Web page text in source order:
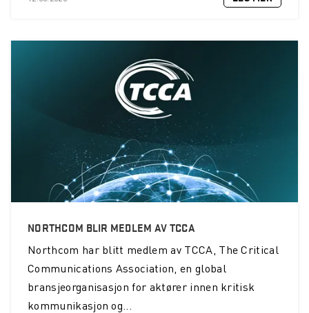
NORTHCOM BLIR MEDLEM AV TCCA
Northcom har blitt medlem av TCCA, The Critical
Communications Association, en global
bransjeorganisasjon for aktører innen kritisk
kommunikasjon og...